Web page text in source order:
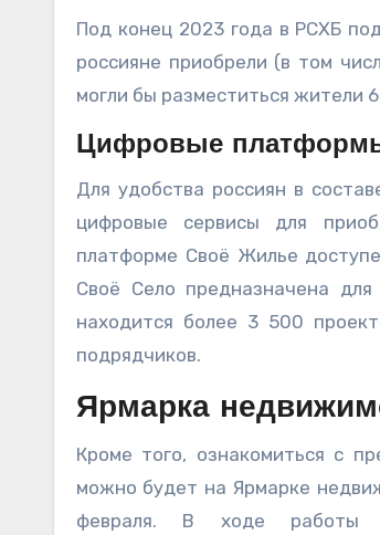
Под конец 2023 года в РСХБ
россияне приобрели (в том
могли бы разместиться жители
Цифровые
Для удобства россиян в
цифровые сервисы для
платформе Своё Жилье
Своё Село предназначена
находится более 3 500
подрядчиков.
Ярмарка
Кроме того, ознакомиться с
можно будет на Ярмарке
февраля. В ходе работы